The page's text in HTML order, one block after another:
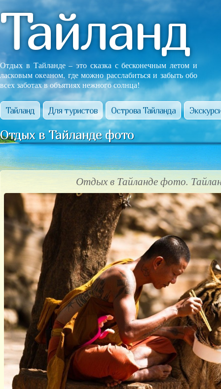
Тайланд
Отдых в Тайланде – это сказка с бесконечным летом и
ласковым океаном, где можно расслабиться и забыть обо
всех заботах в объятиях нежного солнца!
Тайланд Для туристов Острова Тайланда
Отдых в Тайланде фото
Отдых в Тайланде фото.